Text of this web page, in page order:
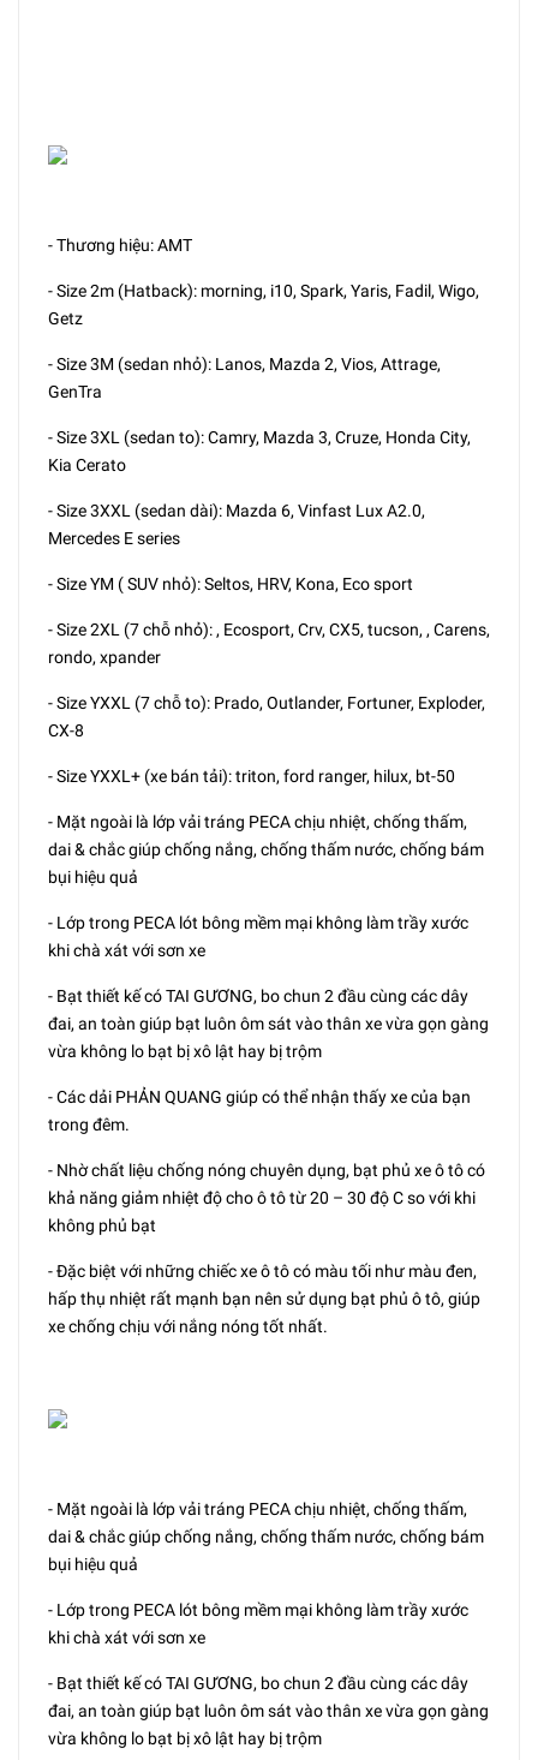
- Thương hiệu: AMT
- Size 2m (Hatback): morning, i10, Spark, Yaris, Fadil, Wigo,
Getz
- Size 3M (sedan nhỏ): Lanos, Mazda 2, Vios, Attrage,
GenTra
- Size 3XL (sedan to): Camry, Mazda 3, Cruze, Honda City,
Kia Cerato
- Size 3XXL (sedan dài): Mazda 6, Vinfast Lux A2.0,
Mercedes E series
- Size YM ( SUV nhỏ): Seltos, HRV, Kona, Eco sport
- Size 2XL (7 chỗ nhỏ): , Ecosport, Crv, CX5, tucson, , Carens,
rondo, xpander
- Size YXXL (7 chỗ to): Prado, Outlander, Fortuner, Exploder,
CX-8
- Size YXXL+ (xe bán tải): triton, ford ranger, hilux, bt-50
- Mặt ngoài là lớp vải tráng PECA chịu nhiệt, chống thấm,
dai & chắc giúp chống nắng, chống thấm nước, chống bám
bụi hiệu quả
- Lớp trong PECA lót bông mềm mại không làm trầy xước
khi chà xát với sơn xe
- Bạt thiết kế có TAI GƯƠNG, bo chun 2 đầu cùng các dây
đai, an toàn giúp bạt luôn ôm sát vào thân xe vừa gọn gàng
vừa không lo bạt bị xô lật hay bị trộm
- Các dải PHẢN QUANG giúp có thể nhận thấy xe của bạn
trong đêm.
- Nhờ chất liệu chống nóng chuyên dụng, bạt phủ xe ô tô có
khả năng giảm nhiệt độ cho ô tô từ 20 – 30 độ C so với khi
không phủ bạt
- Đặc biệt với những chiếc xe ô tô có màu tối như màu đen,
hấp thụ nhiệt rất mạnh bạn nên sử dụng bạt phủ ô tô, giúp
xe chống chịu với nắng nóng tốt nhất.
- Mặt ngoài là lớp vải tráng PECA chịu nhiệt, chống thấm,
dai & chắc giúp chống nắng, chống thấm nước, chống bám
bụi hiệu quả
- Lớp trong PECA lót bông mềm mại không làm trầy xước
khi chà xát với sơn xe
- Bạt thiết kế có TAI GƯƠNG, bo chun 2 đầu cùng các dây
đai, an toàn giúp bạt luôn ôm sát vào thân xe vừa gọn gàng
vừa không lo bạt bị xô lật hay bị trộm